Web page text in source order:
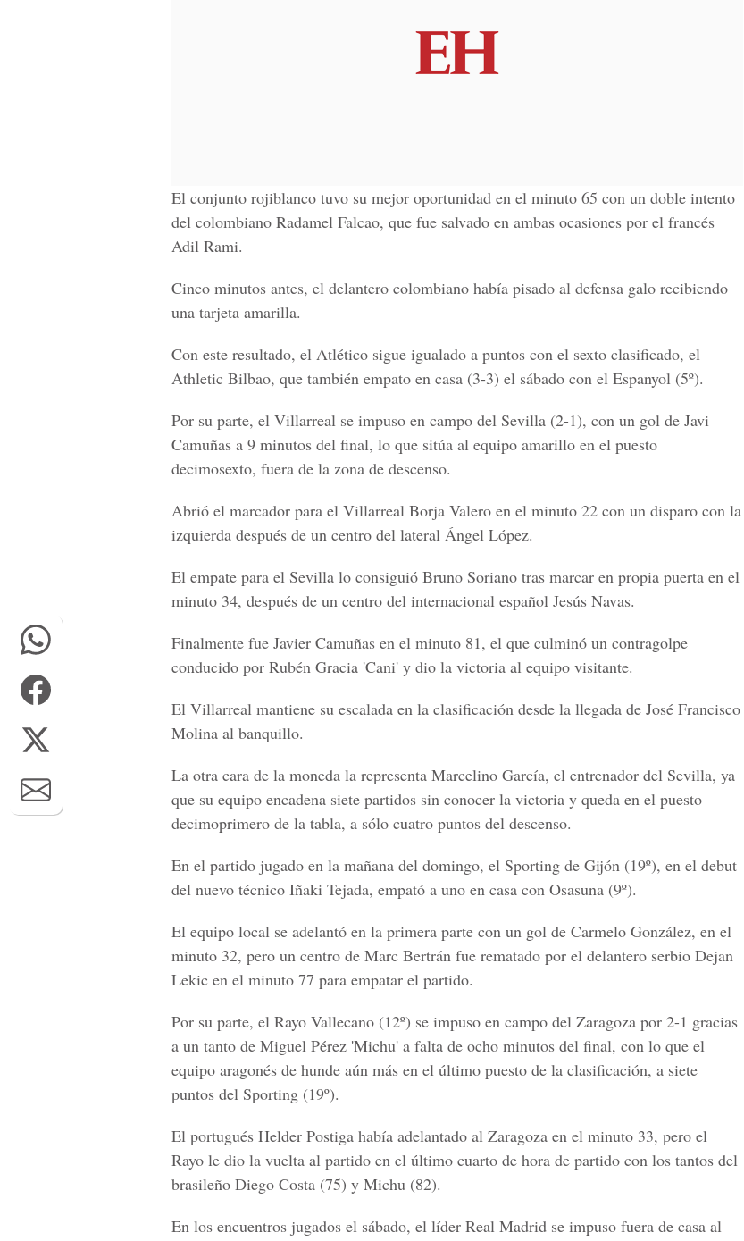
El conjunto rojiblanco tuvo su mejor oportunidad en el minuto 65 con un doble intento
del colombiano Radamel Falcao, que fue salvado en ambas ocasiones por el francés
Adil Rami.
Cinco minutos antes, el delantero colombiano había pisado al defensa galo recibiendo
una tarjeta amarilla.
Con este resultado, el Atlético sigue igualado a puntos con el sexto clasificado, el
Athletic Bilbao, que también empato en casa (3-3) el sábado con el Espanyol (5º).
Por su parte, el Villarreal se impuso en campo del Sevilla (2-1), con un gol de Javi
Camuñas a 9 minutos del final, lo que sitúa al equipo amarillo en el puesto
decimosexto, fuera de la zona de descenso.
Abrió el marcador para el Villarreal Borja Valero en el minuto 22 con un disparo con la
izquierda después de un centro del lateral Ángel López.
El empate para el Sevilla lo consiguió Bruno Soriano tras marcar en propia puerta en el
minuto 34, después de un centro del internacional español Jesús Navas.
Finalmente fue Javier Camuñas en el minuto 81, el que culminó un contragolpe
conducido por Rubén Gracia 'Cani' y dio la victoria al equipo visitante.
El Villarreal mantiene su escalada en la clasificación desde la llegada de José Francisco
Molina al banquillo.
La otra cara de la moneda la representa Marcelino García, el entrenador del Sevilla, ya
que su equipo encadena siete partidos sin conocer la victoria y queda en el puesto
decimoprimero de la tabla, a sólo cuatro puntos del descenso.
En el partido jugado en la mañana del domingo, el Sporting de Gijón (19º), en el debut
del nuevo técnico Iñaki Tejada, empató a uno en casa con Osasuna (9º).
El equipo local se adelantó en la primera parte con un gol de Carmelo González, en el
minuto 32, pero un centro de Marc Bertrán fue rematado por el delantero serbio Dejan
Lekic en el minuto 77 para empatar el partido.
Por su parte, el Rayo Vallecano (12º) se impuso en campo del Zaragoza por 2-1 gracias
a un tanto de Miguel Pérez 'Michu' a falta de ocho minutos del final, con lo que el
equipo aragonés de hunde aún más en el último puesto de la clasificación, a siete
puntos del Sporting (19º).
El portugués Helder Postiga había adelantado al Zaragoza en el minuto 33, pero el
Rayo le dio la vuelta al partido en el último cuarto de hora de partido con los tantos del
brasileño Diego Costa (75) y Michu (82).
En los encuentros jugados el sábado, el líder Real Madrid se impuso fuera de casa al